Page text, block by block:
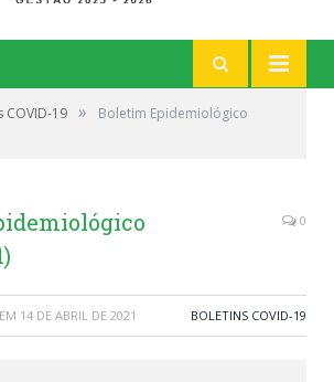
COVID-19 »
Boletim Epidemiológico
0
EM 14 DE ABRIL DE 2021 BOLETINS COVID-19